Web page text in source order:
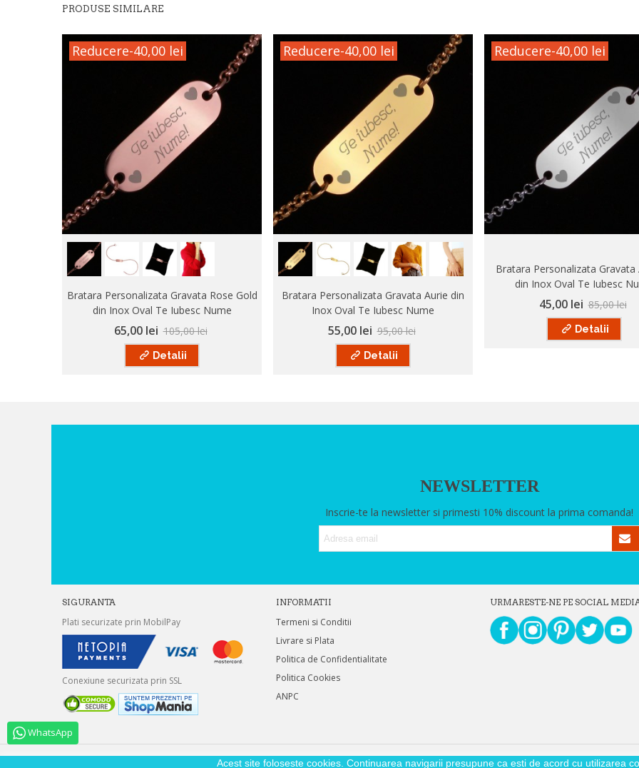
WhatsApp
PRODUSE SIMILARE
Reducere-40,00 lei
Bratara Personalizata Gravata Rose Gold
din Inox Oval Te Iubesc Nume
65,00 lei 105,00 lei
Detalii
Reducere-40,00 lei
Bratara Personalizata Gravata Aurie din
Inox Oval Te Iubesc Nume
55,00 lei 95,00 lei
Detalii
Reducere-40,00 lei
Bratara Personalizata Gravata
din Inox Oval Te Iubesc
45,00 lei 85,00 lei
Detalii
NEWSLETTER
Inscrie-te la newsletter si primesti 10% discount la prima comanda!
SIGURANTA
Plati securizate prin MobilPay
Conexiune securizata prin SSL
INFORMATII
Termeni si Conditii
Livrare si Plata
Politica de Confidentialitate
Politica Cookies
ANPC
URMARESTE-NE PE SOCIAL
Acest site foloseste cookies. Continuarea navigarii presupune ca esti de acord cu utilizarea